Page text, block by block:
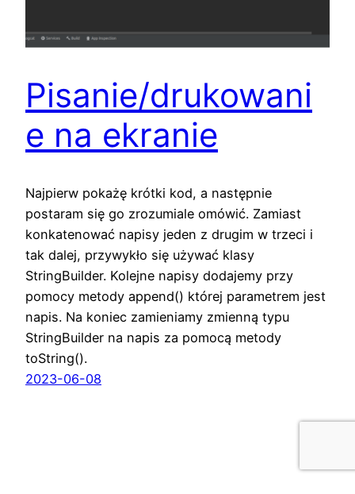
Pisanie/drukowani
e na ekranie
Najpierw pokażę krótki kod, a następnie
postaram się go zrozumiale omówić. Zamiast
konkatenować napisy jeden z drugim w trzeci i
tak dalej, przywykło się używać klasy
StringBuilder. Kolejne napisy dodajemy przy
pomocy metody append() której parametrem jest
napis. Na koniec zamieniamy zmienną typu
StringBuilder na napis za pomocą metody
toString().
2023-06-08